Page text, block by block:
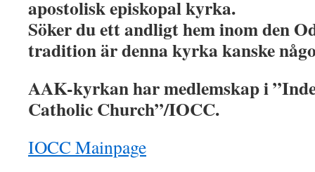
apostolisk episkopal kyrka.
Söker du ett andligt hem inom den
tradition är denna kyrka kanske
AAK-kyrkan har medlemskap i
Catholic Church”/IOCC.
IOCC Mainpage